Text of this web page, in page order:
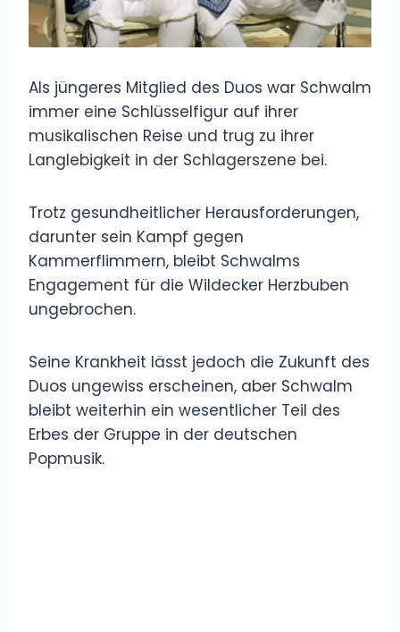
Als jüngeres Mitglied des Duos war Schwalm
immer eine Schlüsselfigur auf ihrer
musikalischen Reise und trug zu ihrer
Langlebigkeit in der Schlagerszene bei.
Trotz gesundheitlicher Herausforderungen,
darunter sein Kampf gegen
Kammerflimmern, bleibt Schwalms
Engagement für die Wildecker Herzbuben
ungebrochen.
Seine Krankheit lässt jedoch die Zukunft des
Duos ungewiss erscheinen, aber Schwalm
bleibt weiterhin ein wesentlicher Teil des
Erbes der Gruppe in der deutschen
Popmusik.